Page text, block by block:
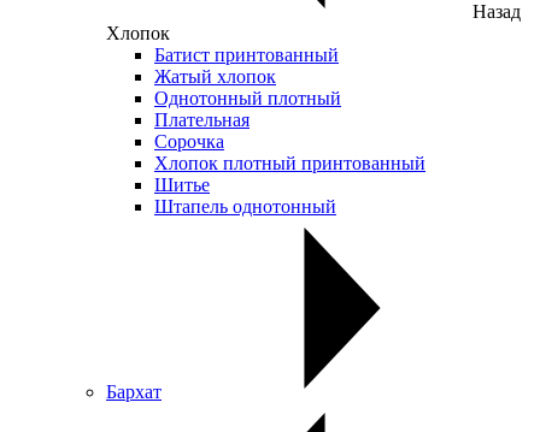
Назад
Хлопок
Батист принтованный
Жатый хлопок
Однотонный плотный
Плательная
Сорочка
Хлопок плотный принтованный
Шитье
Штапель однотонный
Бархат